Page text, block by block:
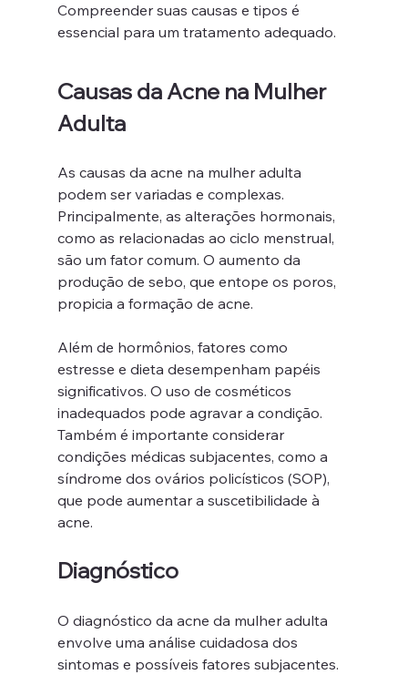
Compreender suas causas e tipos é
essencial para um tratamento adequado.
Causas da Acne na Mulher
Adulta
As causas da acne na mulher adulta
podem ser variadas e complexas.
Principalmente, as alterações hormonais,
como as relacionadas ao ciclo menstrual,
são um fator comum. O aumento da
produção de sebo, que entope os poros,
propicia a formação de acne.
Além de hormônios, fatores como
estresse e dieta desempenham papéis
significativos. O uso de cosméticos
inadequados pode agravar a condição.
Também é importante considerar
condições médicas subjacentes, como a
síndrome dos ovários policísticos (SOP),
que pode aumentar a suscetibilidade à
acne.
Diagnóstico
O diagnóstico da acne da mulher adulta
envolve uma análise cuidadosa dos
sintomas e possíveis fatores subjacentes.